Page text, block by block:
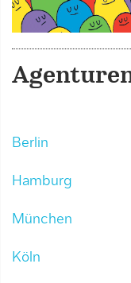
Berlin
Hamburg
München
Köln